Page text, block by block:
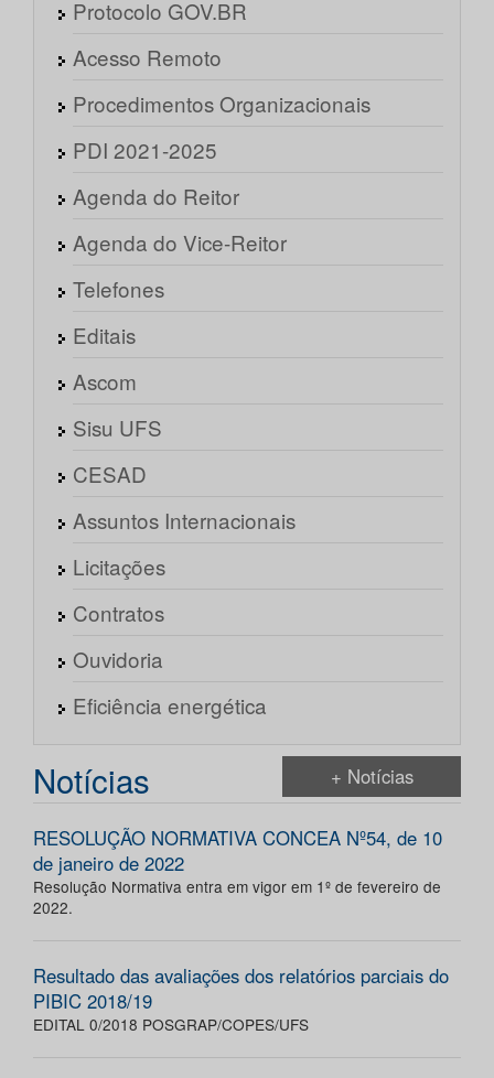
Protocolo GOV.BR
Acesso Remoto
Procedimentos Organizacionais
PDI 2021-2025
Agenda do Reitor
Agenda do Vice-Reitor
Telefones
Editais
Ascom
Sisu UFS
CESAD
Assuntos Internacionais
Licitações
Contratos
Ouvidoria
Eficiência energética
Notícias + Notícias
RESOLUÇÃO NORMATIVA CONCEA Nº54, de 10
de janeiro de 2022
Resolução Normativa entra em vigor em 1º de fevereiro de
2022.
Resultado das avaliações dos relatórios parciais do
PIBIC 2018/19
EDITAL 0/2018 POSGRAP/COPES/UFS